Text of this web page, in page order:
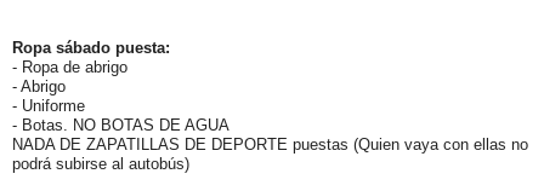
Ropa sábado puesta:
- Ropa de abrigo
- Abrigo
- Uniforme
- Botas. NO BOTAS DE AGUA
NADA DE ZAPATILLAS DE DEPORTE puestas (Quien vaya con ellas no
podrá subirse al autobús)